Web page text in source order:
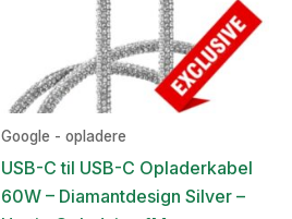
Google - opladere
USB-C til USB-C Opladerkabel
60W – Diamantdesign Silver –